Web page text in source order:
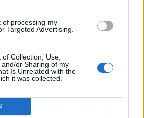
of processing my
Targeted Advertising.
Collection, Use,
or Sharing of my
Is Unrelated with the
it was collected.